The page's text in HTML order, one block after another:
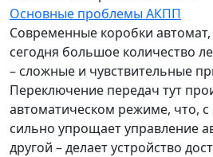
Основные проблемы АКПП
Современные коробки
сегодня большое количество
– сложные и чувствительные
Переключение передач тут
автоматическом режиме, что,
сильно упрощает управление
другой – делает устройство